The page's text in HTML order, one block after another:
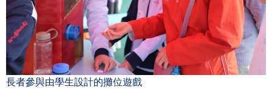
長者參與由學生設計的攤位遊戲